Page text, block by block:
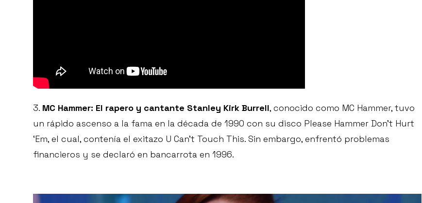
3. MC Hammer: El rapero y cantante Stanley Kirk Burrell, conocido como MC Hammer, tuvo
un rápido ascenso a la fama en la década de 1990 con su disco Please Hammer Don’t Hurt
‘Em, el cual, contenía el exitazo U Can’t Touch This. Sin embargo, enfrentó problemas
financieros y se declaró en bancarrota en 1996.